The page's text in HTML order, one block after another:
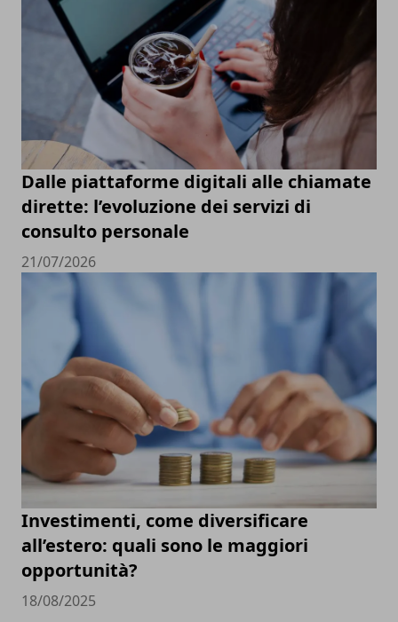
Dalle piattaforme digitali alle chiamate
dirette: l’evoluzione dei servizi di
consulto personale
21/07/2026
Investimenti, come diversificare
all’estero: quali sono le maggiori
opportunità?
18/08/2025